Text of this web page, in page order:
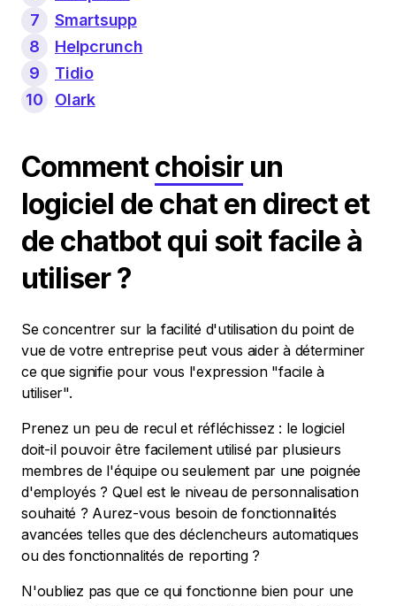
7
Smartsupp
8
Helpcrunch
9
Tidio
10
Olark
Commentchoisirun
logiciel de chat en direct et
de chatbot qui soit facile à
utiliser ?
Se concentrer sur la facilité d'utilisation du point de
vue de votre entreprise peut vous aider à déterminer
ce que signifie pour vous l'expression "facile à
utiliser".
Prenez un peu de recul et réfléchissez : le logiciel
doit-il pouvoir être facilement utilisé par plusieurs
membres de l'équipe ou seulement par une poignée
d'employés ? Quel est le niveau de personnalisation
souhaité ? Aurez-vous besoin de fonctionnalités
avancées telles que des déclencheurs automatiques
ou des fonctionnalités de reporting ?
N'oubliez pas que ce qui fonctionne bien pour une